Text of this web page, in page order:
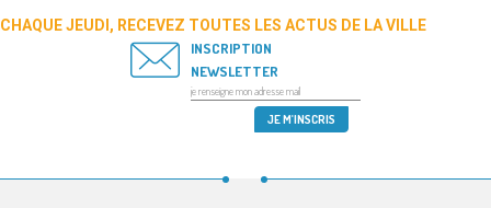
CHAQUE JEUDI, RECEVEZ TOUTES LES ACTUS DE LA VILLE
INSCRIPTION
NEWSLETTER